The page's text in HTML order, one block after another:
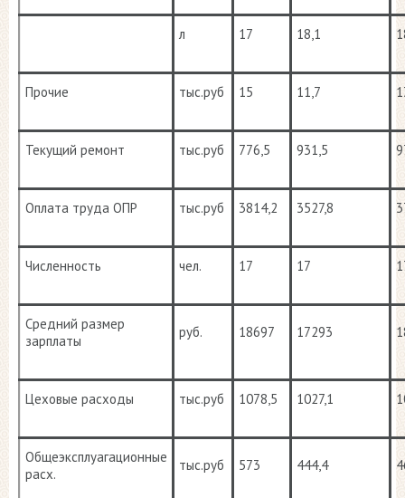
л 17 18,1
Прочие тыс.руб 15 11,7
Текущий ремонт тыс.руб 776,5 931,5
Оплата труда ОПР тыс.руб 3814,2 3527,8
Численность чел. 17 17
Средний размер
зарплаты
руб. 18697 17293
Цеховые расходы тыс.руб 1078,5 1027,1
Общеэксплуагационные
расх.
тыс.руб 573 444,4